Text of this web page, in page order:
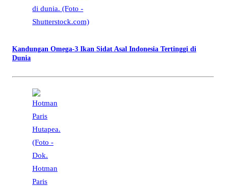
Kandungan Omega-3 Ikan Sidat Asal Indonesia Tertinggi di
Dunia